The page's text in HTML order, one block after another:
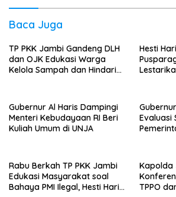
Baca Juga
TP PKK Jambi Gandeng DLH
dan OJK Edukasi Warga
Kelola Sampah dan Hindari
Hesti
Gubernur Al Haris Dampingi
Menteri Kebudayaan RI Beri
Kuliah Umum di UNJA
Evaluasi
Rabu Berkah TP PKK Jambi
Edukasi Masyarakat soal
Bahaya PMI Ilegal, Hesti Haris:
Kapolda
TPPO